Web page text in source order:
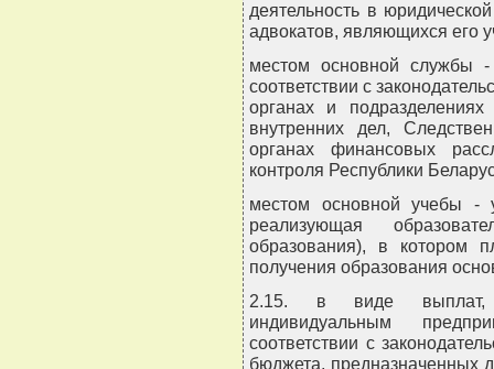
деятельность в
адвокатов, являющихся его
местом основной службы -
соответствии с
органах и
внутренних дел,
органах финансовых
контроля Республики
местом основной учебы -
реализующая
образования), в котором
получения образования
2.15. в виде выплат,
индивидуальным
соответствии с
бюджета, предназначенных